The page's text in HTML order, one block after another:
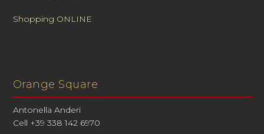
Shopping ONLINE
Orange Square
Antonella Anderi
Cell +39 338 142 6970